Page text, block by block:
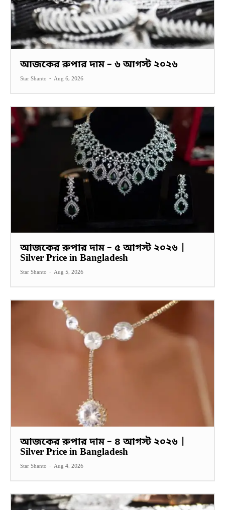
আজকের রুপার দাম – ৬ আগস্ট ২০২৬
Star Shanto - Aug 6, 2026
আজকের রুপার দাম – ৫ আগস্ট ২০২৬ |
Silver Price in Bangladesh
Star Shanto - Aug 5, 2026
আজকের রুপার দাম – ৪ আগস্ট ২০২৬ |
Silver Price in Bangladesh
Star Shanto - Aug 4, 2026